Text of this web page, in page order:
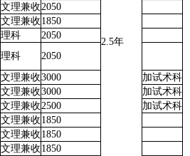
2.5年
文理兼收2050
文理兼收1850
理科
2050
理科
2050
文理兼收3000
加试术科
文理兼收3000
加试术科
文理兼收2500
加试术科
文理兼收1850
文理兼收1850
文理兼收1850